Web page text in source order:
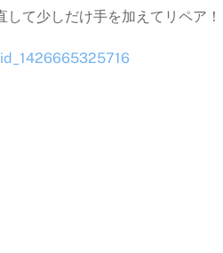
して少しだけ手を加えてリペア！